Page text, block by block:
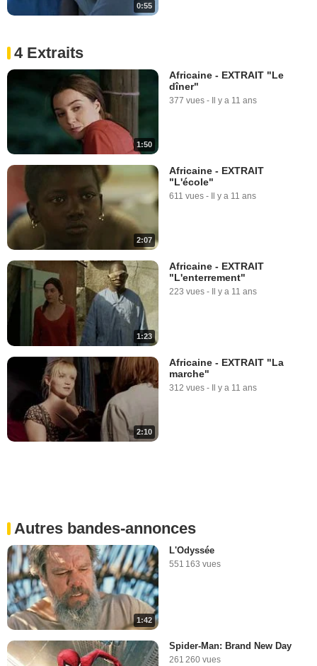
0:55
4 Extraits
1:50
Africaine - EXTRAIT "Le
dîner"
377 vues - Il y a 11 ans
2:07
Africaine - EXTRAIT
"L'école"
611 vues - Il y a 11 ans
1:23
Africaine - EXTRAIT
"L'enterrement"
223 vues - Il y a 11 ans
2:10
Africaine - EXTRAIT "La
marche"
312 vues - Il y a 11 ans
Autres bandes-annonces
1:42
L'Odyssée
551 163 vues
Spider-Man: Brand New Day
261 260 vues